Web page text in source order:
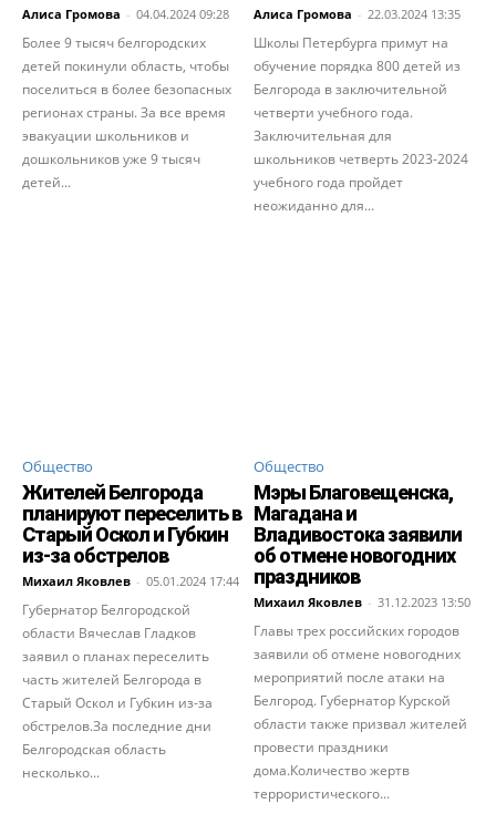
Алиса Громова - 04.04.2024 09:28
Более 9 тысяч белгородских
детей покинули область, чтобы
поселиться в более безопасных
регионах страны. За все время
эвакуации школьников и
дошкольников уже 9 тысяч
детей...
Алиса Громова - 22.03.2024 13:35
Школы Петербурга примут на
обучение порядка 800 детей из
Белгорода в заключительной
четверти учебного года.
Заключительная для
школьников четверть 2023-2024
учебного года пройдет
неожиданно для...
Общество
Жителей Белгорода
планируют переселить в
Старый Оскол и Губкин
из-за обстрелов
Михаил Яковлев - 05.01.2024 17:44
Губернатор Белгородской
области Вячеслав Гладков
заявил о планах переселить
часть жителей Белгорода в
Старый Оскол и Губкин из-за
обстрелов.За последние дни
Белгородская область
несколько...
Общество
Мэры Благовещенска,
Магадана и
Владивостока заявили
об отмене новогодних
праздников
Михаил Яковлев - 31.12.2023 13:50
Главы трех российских городов
заявили об отмене новогодних
мероприятий после атаки на
Белгород. Губернатор Курской
области также призвал жителей
провести праздники
дома.Количество жертв
террористического...